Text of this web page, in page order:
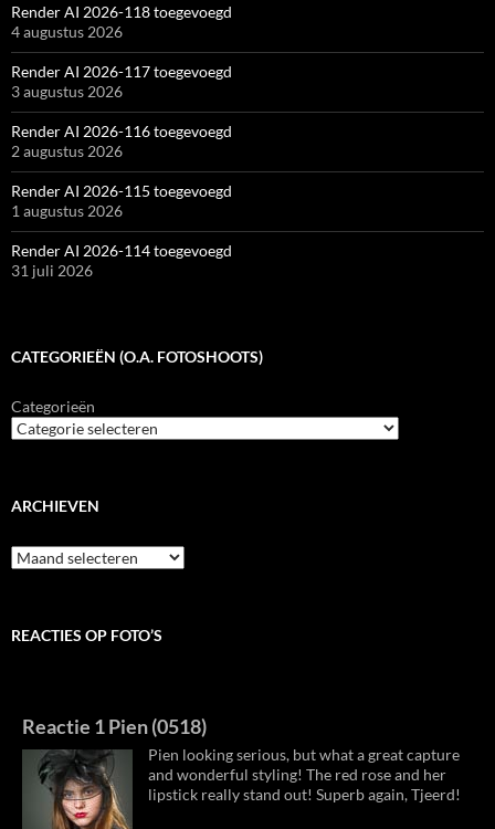
Render AI 2026-118 toegevoegd
4 augustus 2026
Render AI 2026-117 toegevoegd
3 augustus 2026
Render AI 2026-116 toegevoegd
2 augustus 2026
Render AI 2026-115 toegevoegd
1 augustus 2026
Render AI 2026-114 toegevoegd
31 juli 2026
CATEGORIEËN (O.A. FOTOSHOOTS)
Categorieën
ARCHIEVEN
Archieven
REACTIES OP FOTO’S
Reactie 1 Pien (0518)
Pien looking serious, but what a great capture
and wonderful styling! The red rose and her
lipstick really stand out! Superb again, Tjeerd!